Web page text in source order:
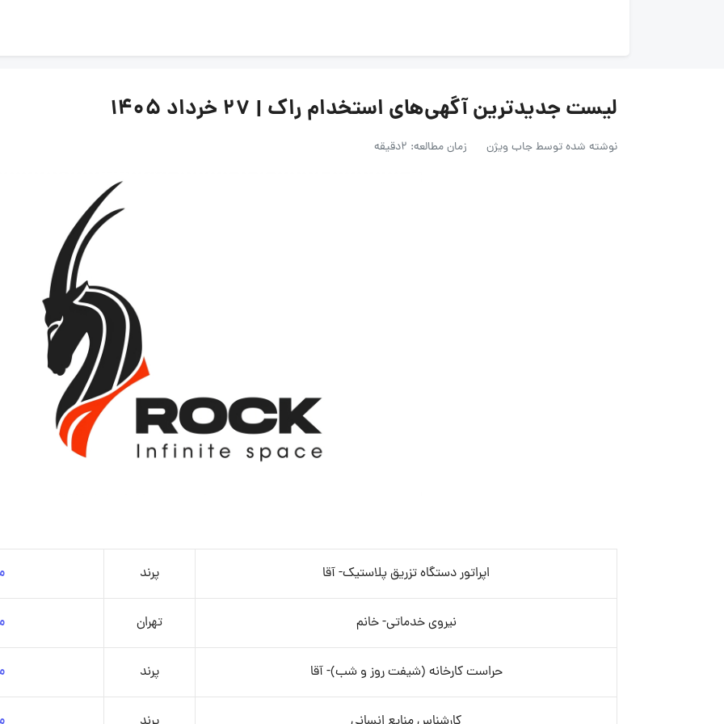
لیست جدیدترین آگهی‌های استخدام راک | ۲۷ خرداد ۱۴۰۵
نوشته شده توسطجاب ویژن زمان مطالعه: 2دقیقه
اپراتور دستگاه تزریق پلاستیک- آقا پرند
نیروی خدماتی- خانم تهران
حراست کارخانه (شیفت روز و شب)- آقا پرند